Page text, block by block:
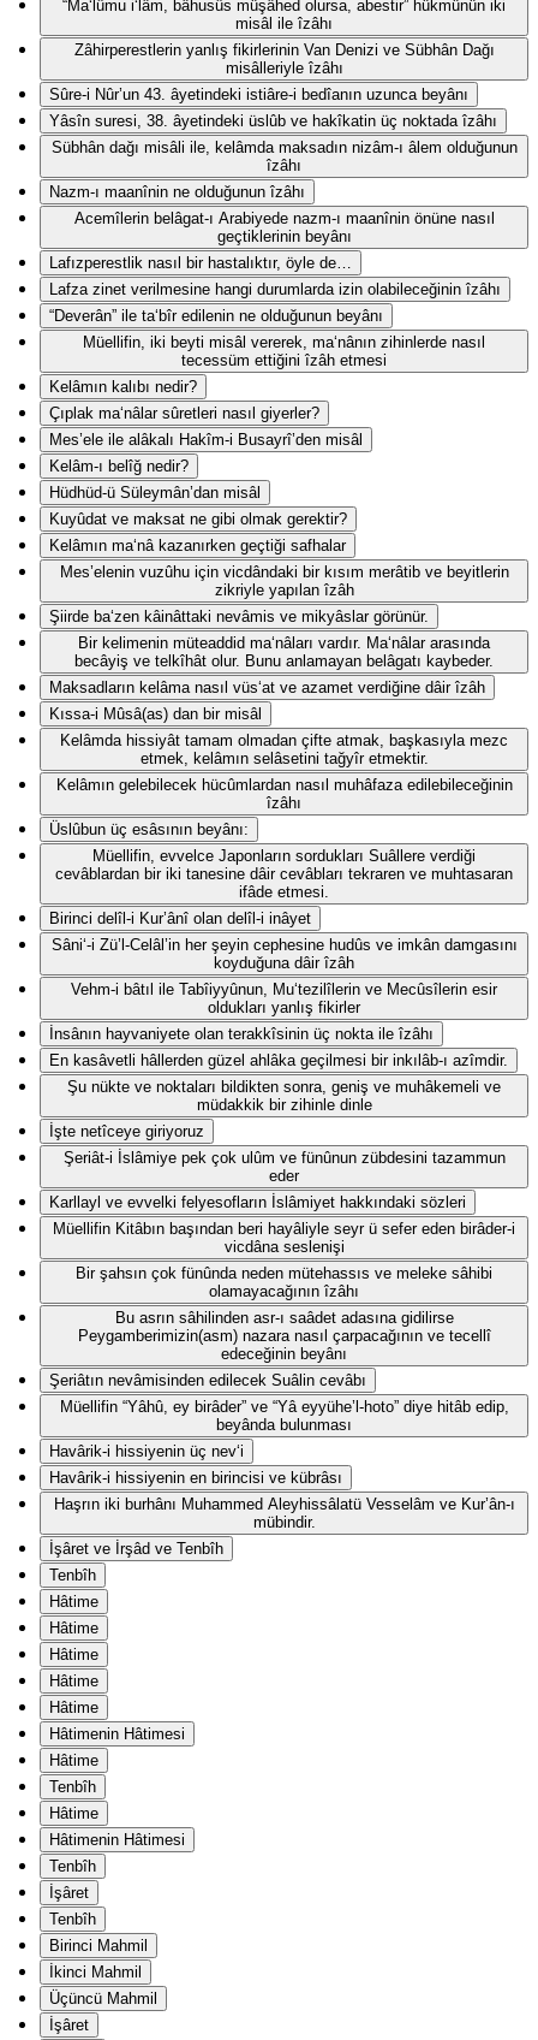
“Ma‘lûmu i‘lâm, bâhusûs müşâhed olursa, abestir” hükmünün iki
misâl ile îzâhı
Zâhirperestlerin yanlış fikirlerinin Van Denizi ve Sübhân Dağı
misâlleriyle îzâhı
Sûre-i Nûr’un 43. âyetindeki istiâre-i bedîanın uzunca beyânı
Yâsîn suresi, 38. âyetindeki üslûb ve hakîkatin üç noktada îzâhı
Sübhân dağı misâli ile, kelâmda maksadın nizâm-ı âlem olduğunun
îzâhı
Nazm-ı maanînin ne olduğunun îzâhı
Acemîlerin belâgat-ı Arabiyede nazm-ı maanînin önüne nasıl
geçtiklerinin beyânı
Lafızperestlik nasıl bir hastalıktır, öyle de…
Lafza zinet verilmesine hangi durumlarda izin olabileceğinin îzâhı
“Deverân” ile ta‘bîr edilenin ne olduğunun beyânı
Müellifin, iki beyti misâl vererek, ma‘nânın zihinlerde nasıl
tecessüm ettiğini îzâh etmesi
Kelâmın kalıbı nedir?
Çıplak ma‘nâlar sûretleri nasıl giyerler?
Mes’ele ile alâkalı Hakîm-i Busayrî’den misâl
Kelâm-ı belîğ nedir?
Hüdhüd-ü Süleymân’dan misâl
Kuyûdat ve maksat ne gibi olmak gerektir?
Kelâmın ma‘nâ kazanırken geçtiği safhalar
Mes’elenin vuzûhu için vicdândaki bir kısım merâtib ve beyitlerin
zikriyle yapılan îzâh
Şiirde ba‘zen kâinâttaki nevâmis ve mikyâslar görünür.
Bir kelimenin müteaddid ma‘nâları vardır. Ma‘nâlar arasında
becâyiş ve telkîhât olur. Bunu anlamayan belâgatı kaybeder.
Maksadların kelâma nasıl vüs‘at ve azamet verdiğine dâir îzâh
Kıssa-i Mûsâ(as) dan bir misâl
Kelâmda hissiyât tamam olmadan çifte atmak, başkasıyla mezc
etmek, kelâmın selâsetini tağyîr etmektir.
Kelâmın gelebilecek hücûmlardan nasıl muhâfaza edilebileceğinin
îzâhı
Üslûbun üç esâsının beyânı:
Müellifin, evvelce Japonların sordukları Suâllere verdiği
cevâblardan bir iki tanesine dâir cevâbları tekraren ve muhtasaran
ifâde etmesi.
Birinci delîl-i Kur’ânî olan delîl-i inâyet
Sâni‘-i Zü’l-Celâl’in her şeyin cephesine hudûs ve imkân damgasını
koyduğuna dâir îzâh
Vehm-i bâtıl ile Tabîiyyûnun, Mu‘tezilîlerin ve Mecûsîlerin esir
oldukları yanlış fikirler
İnsânın hayvaniyete olan terakkîsinin üç nokta ile îzâhı
En kasâvetli hâllerden güzel ahlâka geçilmesi bir inkılâb-ı azîmdir.
Şu nükte ve noktaları bildikten sonra, geniş ve muhâkemeli ve
müdakkik bir zihinle dinle
İşte netîceye giriyoruz
Şeriât-i İslâmiye pek çok ulûm ve fünûnun zübdesini tazammun
eder
Karllayl ve evvelki felyesofların İslâmiyet hakkındaki sözleri
Müellifin Kitâbın başından beri hayâliyle seyr ü sefer eden birâder-i
vicdâna seslenişi
Bir şahsın çok fünûnda neden mütehassıs ve meleke sâhibi
olamayacağının îzâhı
Bu asrın sâhilinden asr-ı saâdet adasına gidilirse
Peygamberimizin(asm) nazara nasıl çarpacağının ve tecellî
edeceğinin beyânı
Şeriâtın nevâmisinden edilecek Suâlin cevâbı
Müellifin “Yâhû, ey birâder” ve “Yâ eyyühe’l-hoto” diye hitâb edip,
beyânda bulunması
Havârik-i hissiyenin üç nev‘i
Havârik-i hissiyenin en birincisi ve kübrâsı
Haşrın iki burhânı Muhammed Aleyhissâlatü Vesselâm ve Kur’ân-ı
mübindir.
İşâret ve İrşâd ve Tenbîh
Tenbîh
Hâtime
Hâtime
Hâtime
Hâtime
Hâtime
Hâtimenin Hâtimesi
Hâtime
Tenbîh
Hâtime
Hâtimenin Hâtimesi
Tenbîh
İşâret
Tenbîh
Birinci Mahmil
İkinci Mahmil
Üçüncü Mahmil
İşâret